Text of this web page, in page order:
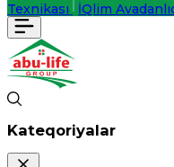
Texnikası
İQlim
Kateqoriyalar